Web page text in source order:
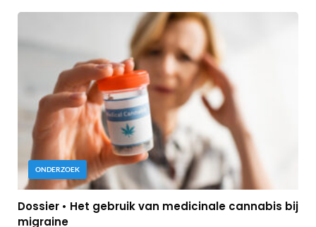
ONDERZOEK
Dossier • Het gebruik van medicinale cannabis bij
migraine